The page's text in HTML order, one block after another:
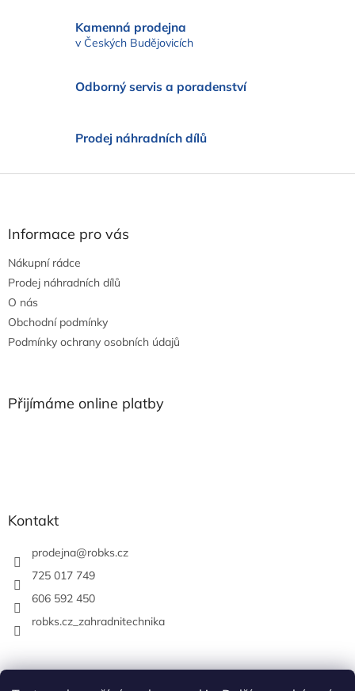
c
í
v
v
i
Kamenná prodejna
v Českých Budějovicích
Odborný servis a poradenství
Prodej náhradních dílů
Informace pro vás
Nákupní rádce
Prodej náhradních dílů
O nás
Obchodní podmínky
Podmínky ochrany osobních údajů
Přijímáme online platby
Kontakt
prodejna@robks.cz
725 017 749
606 592 450
robks.cz_zahradnitechnika